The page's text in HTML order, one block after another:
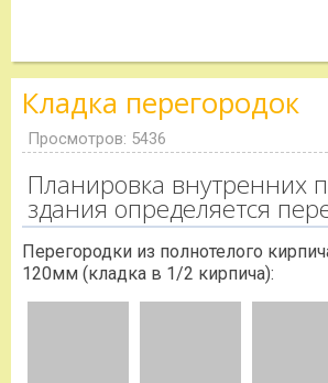
Кладка перегородок
Просмотров: 5436
Планировка внутренних
здания определяется
Перегородки из полнотелого
120мм (кладка в 1/2 кирпича):